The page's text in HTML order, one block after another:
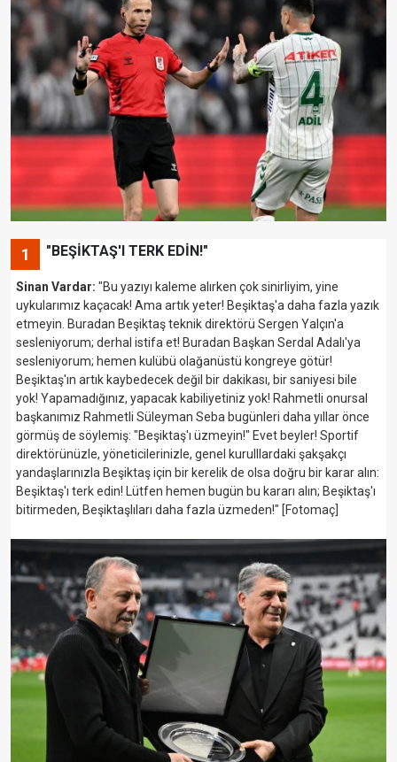
1 "BEŞİKTAŞ'I TERK EDİN!"
Sinan Vardar: "Bu yazıyı kaleme alırken çok sinirliyim, yine
uykularımız kaçacak! Ama artık yeter! Beşiktaş'a daha fazla yazık
etmeyin. Buradan Beşiktaş teknik direktörü Sergen Yalçın'a
sesleniyorum; derhal istifa et! Buradan Başkan Serdal Adalı'ya
sesleniyorum; hemen kulübü olağanüstü kongreye götür!
Beşiktaş'ın artık kaybedecek değil bir dakikası, bir saniyesi bile
yok! Yapamadığınız, yapacak kabiliyetiniz yok! Rahmetli onursal
başkanımız Rahmetli Süleyman Seba bugünleri daha yıllar önce
görmüş de söylemiş: "Beşiktaş'ı üzmeyin!" Evet beyler! Sportif
direktörünüzle, yöneticilerinizle, genel kurulllardaki şakşakçı
yandaşlarınızla Beşiktaş için bir kerelik de olsa doğru bir karar alın:
Beşiktaş'ı terk edin! Lütfen hemen bugün bu kararı alın; Beşiktaş'ı
bitirmeden, Beşiktaşlıları daha fazla üzmeden!" [Fotomaç]